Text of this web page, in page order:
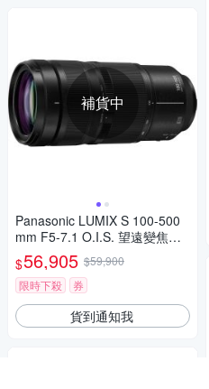
補貨中
Panasonic LUMIX S 100-500
mm F5-7.1 O.I.S. 望遠變焦鏡
頭 公司貨 S-R100500
$56,905 $59,900
限時下殺
券
貨到通知我